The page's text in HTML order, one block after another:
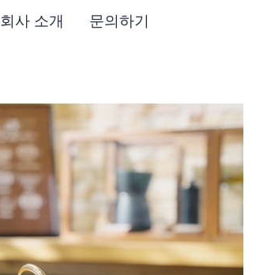
회사 소개 문의하기